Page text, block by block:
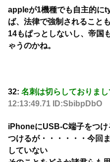
appleが1機種でも自主的に
ば、法律で強制されること
14もぱっとしないし、帝国
ゃうのかね。
32: 名刺は切らしておりまし
12:13:49.71 ID:SbibpDbO
iPhoneにUSB-C端子をつけ
つけるが・・・・・・今回
していない